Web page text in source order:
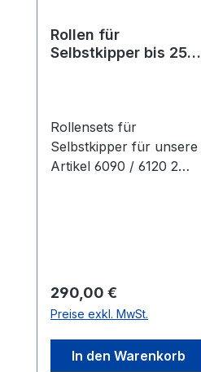
Rollen für
Selbstkipper bis 2500
Rollensets für
Selbstkipper für unsere
Artikel 6090 / 6120 2
angebracht Zusätzliche
Höhe durch die Räder =
240 mm Feststeller an
den Lenkrollen gemäß
der Europäischen Norm
Regulärer Preis:
290,00 €
Preise exkl. MwSt.
In den Warenkorb